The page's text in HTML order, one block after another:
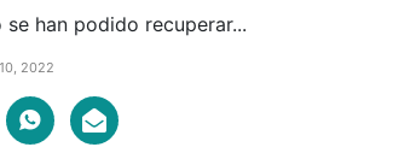
han podido recuperar...
2022